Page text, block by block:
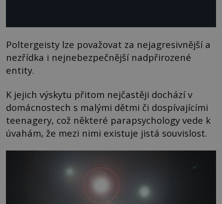
Poltergeisty lze považovat za nejagresivnější a
nezřídka i nejnebezpečnější nadpřirozené
entity.
K jejich výskytu přitom nejčastěji dochází v
domácnostech s malými dětmi či dospívajícími
teenagery, což některé parapsychology vede k
úvahám, že mezi nimi existuje jistá souvislost.